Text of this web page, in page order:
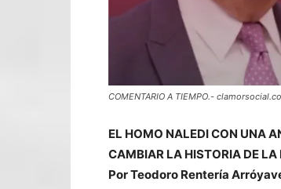
COMENTARIO A TIEMPO.-
EL HOMO NALEDI CON UNA
CAMBIAR LA HISTORIA DE
Por Teodoro Rentería